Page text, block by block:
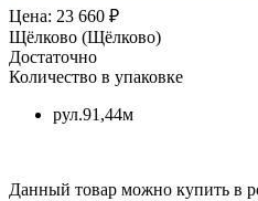
Цена: 23 660 ₽
Щёлково (Щёлково)
Достаточно
Количество в упаковке
рул.91,44м
Данный товар можно купить в